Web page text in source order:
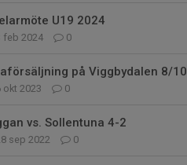
U19 2024
feb 2024 0
på Viggbydalen 8/10
okt 2023 0
vs. Sollentuna 4-2
sep 2022 0